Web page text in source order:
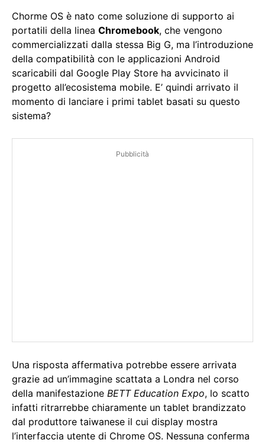
Chorme OS è nato come soluzione di supporto ai
portatili della linea Chromebook, che vengono
commercializzati dalla stessa Big G, ma l’introduzione
della compatibilità con le applicazioni Android
scaricabili dal Google Play Store ha avvicinato il
progetto all’ecosistema mobile. E’ quindi arrivato il
momento di lanciare i primi tablet basati su questo
sistema?
Pubblicità
Una risposta affermativa potrebbe essere arrivata
grazie ad un’immagine scattata a Londra nel corso
della manifestazione BETT Education Expo, lo scatto
infatti ritrarrebbe chiaramente un tablet brandizzato
dal produttore taiwanese il cui display mostra
l’interfaccia utente di Chrome OS. Nessuna conferma